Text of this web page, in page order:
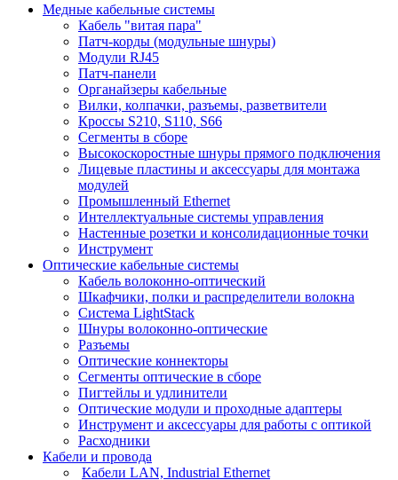
Медные кабельные системы
Кабель "витая пара"
Патч-корды (модульные шнуры)
Модули RJ45
Патч-панели
Органайзеры кабельные
Вилки, колпачки, разъемы, разветвители
Кроссы S210, S110, S66
Сегменты в сборе
Высокоскоростные шнуры прямого подключения
Лицевые пластины и аксессуары для монтажа
модулей
Промышленный Ethernet
Интеллектуальные системы управления
Настенные розетки и консолидационные точки
Инструмент
Оптические кабельные системы
Кабель волоконно-оптический
Шкафчики, полки и распределители волокна
Система LightStack
Шнуры волоконно-оптические
Разъемы
Оптические коннекторы
Сегменты оптические в сборе
Пигтейлы и удлинители
Оптические модули и проходные адаптеры
Инструмент и аксессуары для работы с оптикой
Расходники
Кабели и провода
Кабели LAN, Industrial Ethernet